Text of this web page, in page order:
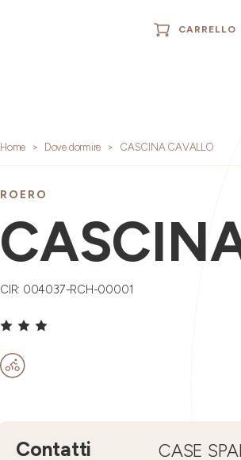
CARRELLO
Home Dove dormire CASCINA CAVALLO
ROERO
CIR: 004037-RCH-00001
Contatti
CASE